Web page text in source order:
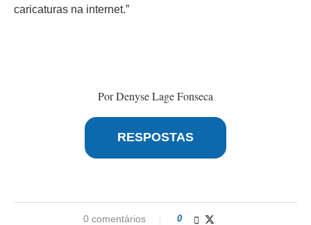
caricaturas na internet.”
Por Denyse Lage Fonseca
RESPOSTAS
0 comentários 0